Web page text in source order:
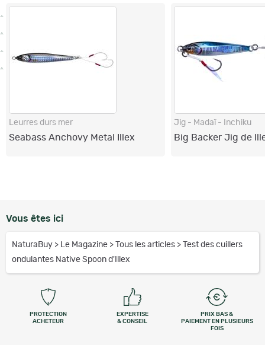
Leurres durs mer
Seabass Anchovy Metal Illex
Jig - Madaï - Inchiku
Big Backer Jig de
Vous êtes ici
NaturaBuy > Le Magazine > Tous les articles >
Test des cuillers
ondulantes Native Spoon d'Illex
PROTECTION
ACHETEUR
EXPERTISE
& CONSEIL
PRIX BAS &
PAIEMENT EN PLUSIEURS
FOIS